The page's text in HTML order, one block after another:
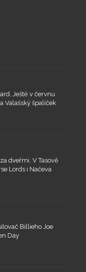
Ještě v červnu
Valašský špalíček
dveřmi. V Tasově
Lords i Načeva
Billieho Joe
Day